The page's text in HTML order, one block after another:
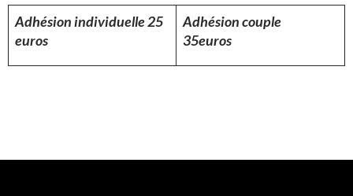
Adhésion individuelle 25
euros
Adhésion couple
35euros